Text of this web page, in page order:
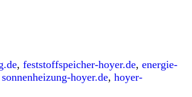
, feststoffspeicher-hoyer.de, energie-
sonnenheizung-hoyer.de, hoyer-